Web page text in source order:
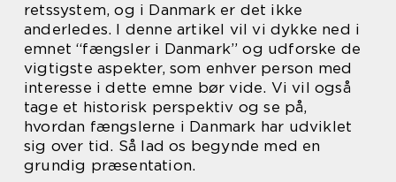
retssystem, og i Danmark er det ikke
anderledes. I denne artikel vil vi dykke ned i
emnet “fængsler i Danmark” og udforske de
vigtigste aspekter, som enhver person med
interesse i dette emne bør vide. Vi vil også
tage et historisk perspektiv og se på,
hvordan fængslerne i Danmark har udviklet
sig over tid. Så lad os begynde med en
grundig præsentation.